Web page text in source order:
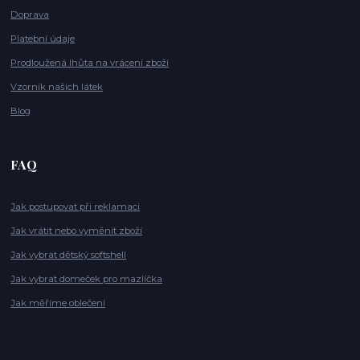
Doprava
Platební údaje
Prodloužená lhůta na vrácení zboží
Vzorník našich látek
Blog
FAQ
Jak postupovat při reklamaci
Jak vrátit nebo vyměnit zboží
Jak vybrat dětský softshell
Jak vybrat domeček pro mazlíčka
Jak měříme oblečení